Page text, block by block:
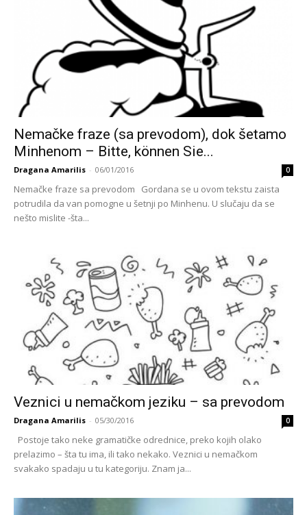
Nemačke fraze (sa prevodom), dok šetamo
Minhenom – Bitte, können Sie...
Dragana Amarilis - 06/01/2016 0
Nemačke fraze sa prevodom Gordana se u ovom tekstu zaista
potrudila da van pomogne u šetnji po Minhenu. U slučaju da se
nešto mislite -šta...
Veznici u nemačkom jeziku – sa prevodom
Dragana Amarilis - 05/30/2016 0
Postoje tako neke gramatičke odrednice, preko kojih olako
prelazimo – šta tu ima, ili tako nekako. Veznici u nemačkom
svakako spadaju u tu kategoriju. Znam ja...